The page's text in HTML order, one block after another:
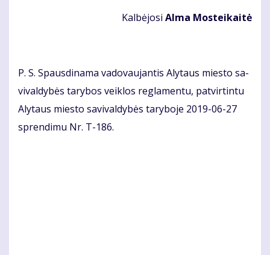
Kal­bė­jo­si Al­ma Mos­tei­kai­tė
P. S. Spaus­di­na­ma va­do­vau­jan­tis Aly­taus mies­to sa­
vi­val­dy­bės ta­ry­bos veik­los reg­la­men­tu, pa­tvir­tin­tu
Aly­taus mies­to sa­vi­val­dy­bės ta­ry­bo­je 2019-06-27
spren­di­mu Nr. T-186.